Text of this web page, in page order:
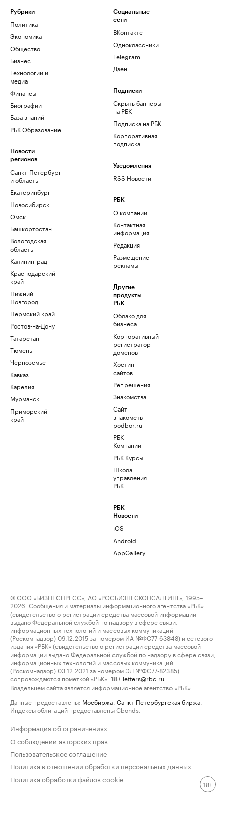
Рубрики
Политика
Экономика
Общество
Бизнес
Технологии и
медиа
Финансы
Биографии
База знаний
РБК Образование
Новости
регионов
Санкт-Петербург
и область
Екатеринбург
Новосибирск
Омск
Башкортостан
Вологодская
область
Калининград
Краснодарский
край
Нижний
Новгород
Пермский край
Ростов-на-Дону
Татарстан
Тюмень
Черноземье
Кавказ
Карелия
Мурманск
Приморский
край
Социальные
сети
ВКонтакте
Одноклассники
Telegram
Дзен
Подписки
Скрыть баннеры
на РБК
Подписка на РБК
Корпоративная
подписка
Уведомления
RSS Новости
РБК
О компании
Контактная
информация
Редакция
Размещение
рекламы
Другие
продукты
РБК
Облако для
бизнеса
Корпоративный
регистратор
доменов
Хостинг
сайтов
Рег.решения
Знакомства
Сайт
знакомств
podbor.ru
РБК
Компании
РБК Курсы
Школа
управления
РБК
РБК
Новости
iOS
Android
AppGallery
© ООО «БИЗНЕСПРЕСС», АО «РОСБИЗНЕСКОНСАЛТИНГ», 1995–
2026. Сообщения и материалы информационного агентства «РБК»
(свидетельство о регистрации средства массовой информации
выдано Федеральной службой по надзору в сфере связи,
информационных технологий и массовых коммуникаций
(Роскомнадзор) 09.12.2015 за номером ИА №ФС77-63848) и сетевого
издания «РБК» (свидетельство о регистрации средства массовой
информации выдано Федеральной службой по надзору в сфере связи,
информационных технологий и массовых коммуникаций
(Роскомнадзор) 03.12.2021 за номером ЭЛ №ФС77-82385)
сопровождаются пометкой «РБК».
18+ letters@rbc.ru
Владельцем сайта является информационное агентство «РБК».
Данные предоставлены: Мосбиржа Санкт-Петербургская биржа
Индексы облигаций предоставлены Cbonds.
Информация об ограничениях
О соблюдении авторских прав
Пользовательское соглашение
Политика в отношении обработки персональных данных
Политика обработки файлов cookie
18+